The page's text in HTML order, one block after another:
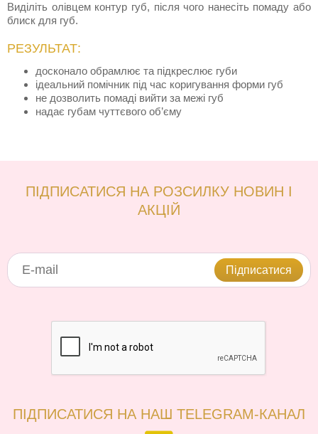
Виділіть олівцем контур губ, після чого нанесіть помаду або
блиск для губ.
РЕЗУЛЬТАТ:
досконало обрамлює та підкреслює губи
ідеальний помічник під час коригування форми губ
не дозволить помаді вийти за межі губ
надає губам чуттєвого об’єму
ПІДПИСАТИСЯ НА РОЗСИЛКУ НОВИН І
АКЦІЙ
Підписатися
ПІДПИСАТИСЯ НА НАШ TELEGRAM-КАНАЛ